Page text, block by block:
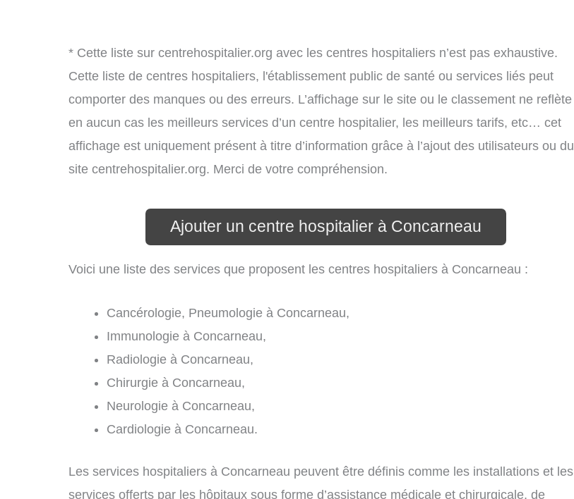
* Cette liste sur centrehospitalier.org avec les centres hospitaliers n’est pas exhaustive.
Cette liste de centres hospitaliers, l'établissement public de santé ou services liés peut
comporter des manques ou des erreurs. L’affichage sur le site ou le classement ne reflète
en aucun cas les meilleurs services d’un centre hospitalier, les meilleurs tarifs, etc… cet
affichage est uniquement présent à titre d’information grâce à l’ajout des utilisateurs ou du
site centrehospitalier.org. Merci de votre compréhension.
Ajouter un centre hospitalier à Concarneau
Voici une liste des services que proposent les centres hospitaliers à Concarneau :
Cancérologie, Pneumologie à Concarneau,
Immunologie à Concarneau,
Radiologie à Concarneau,
Chirurgie à Concarneau,
Neurologie à Concarneau,
Cardiologie à Concarneau.
Les services hospitaliers à Concarneau peuvent être définis comme les installations et les
services offerts par les hôpitaux sous forme d’assistance médicale et chirurgicale, de